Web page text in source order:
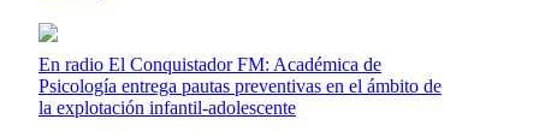
En radio El Conquistador FM: Académica de
Psicología entrega pautas preventivas en el ámbito de
la explotación infantil-adolescente